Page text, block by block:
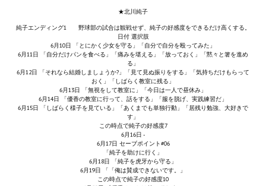
Star Wars Knights of the Old Republic 1
Star Wars Knights of the Old Republic 2
Titan Quest Immortal Throne
Ведьмак 2
★北川純子
純子エンディング1 野球部の試合は観戦せず、純子の好感度をできるだけ高くする。
日付 選択肢
6月10日 「とにかく少女を守る」「自分で自分を殴ってみた」
6月11日 「自分だけパンを食べる」「痛みを堪える」「放っておく」「黙々と箸を進め
る」
6月12日 「それなら結婚しましょうか?」「見て見ぬ振りをする」「気持ちだけもらって
おく」「しばらく教室に残る」
6月13日 「無視をして教室に」「今日は一人で昼休み」
6月14日 「優香の教室に行って、話をする」「服を脱げ、実践練習だ」
6月15日 「しばらく様子を見ている」「あくまでも単独行動」「居残り勉強、大好きで
す」
この時点で純子の好感度7
6月16日 -
6月17日 セーブポイント#06
「純子を助けに行く」
6月18日 「純子を虎牙から守る」
6月19日 「「俺は賛成できないです。」
この時点で純子の好感度10